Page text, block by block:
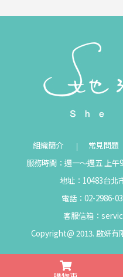
組織簡介 常見問題
服務時間：週一～週五 上
地址：10483台北
電話：02-2986-
客服信箱：
Copyright@ 2013. 啟妍有